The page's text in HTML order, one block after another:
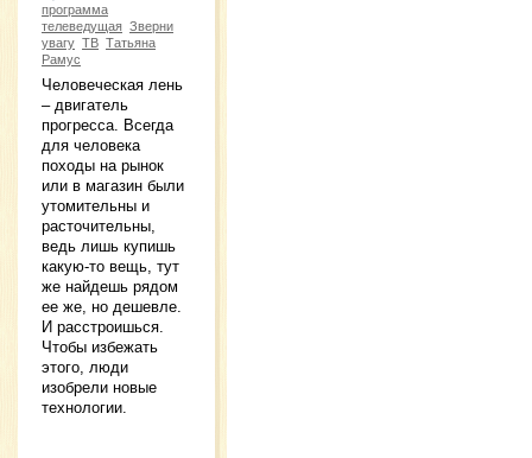
программа
телеведущая Зверни
увагу ТВ Татьяна
Рамус
Человеческая лень
– двигатель
прогресса. Всегда
для человека
походы на рынок
или в магазин были
утомительны и
расточительны,
ведь лишь купишь
какую-то вещь, тут
же найдешь рядом
ее же, но дешевле.
И расстроишься.
Чтобы избежать
этого, люди
изобрели новые
технологии.